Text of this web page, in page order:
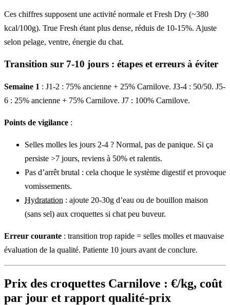
Ces chiffres supposent une activité normale et Fresh Dry (~380
kcal/100g). True Fresh étant plus dense, réduis de 10-15%. Ajuste
selon pelage, ventre, énergie du chat.
Transition sur 7-10 jours : étapes et erreurs à éviter
Semaine 1 : J1-2 : 75% ancienne + 25% Carnilove. J3-4 : 50/50. J5-
6 : 25% ancienne + 75% Carnilove. J7 : 100% Carnilove.
Points de vigilance :
Selles molles les jours 2-4 ? Normal, pas de panique. Si ça
persiste >7 jours, reviens à 50% et ralentis.
Pas d’arrêt brutal : cela choque le système digestif et provoque
vomissements.
Hydratation : ajoute 20-30g d’eau ou de bouillon maison
(sans sel) aux croquettes si chat peu buveur.
Erreur courante : transition trop rapide = selles molles et mauvaise
évaluation de la qualité. Patiente 10 jours avant de conclure.
Prix des croquettes Carnilove : €/kg, coût
par jour et rapport qualité-prix